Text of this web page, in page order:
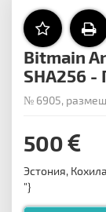
Bitmain
SHA256
№ 6905,
500
Эстония, Кохила
"}